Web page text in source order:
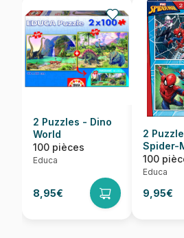
2 Puzzles - Dino
World
100 pièces
Educa
8,95€
2
Spider-
100
Educa
9,95€